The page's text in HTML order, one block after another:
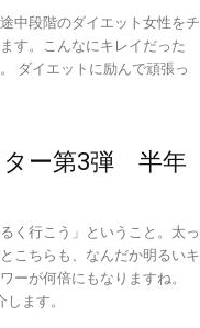
中段階のダイエット女性をチ
す。こんなにキレイだった
ダイエットに励んで頑張っ
ター第3弾 半年
く行こう」ということ。太っ
こちらも、なんだか明るいキ
ーが何倍にもなりますね。
ます。